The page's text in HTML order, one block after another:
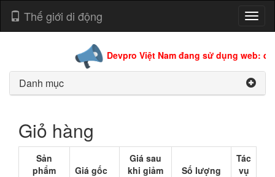
Thế giới di động
Devpro Việt Nam đang sử dụng web:
Danh mục
Giỏ hàng
Sản
phẩm
Giá gốc
Giá sau
khi giảm
Số lượng
Tác
vụ